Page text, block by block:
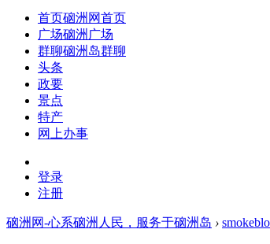
首页硇洲网首页
广场硇洲广场
群聊硇洲岛群聊
头条
政要
景点
特产
网上办事
登录
注册
硇洲网-心系硇洲人民，服务于硇洲岛 ›